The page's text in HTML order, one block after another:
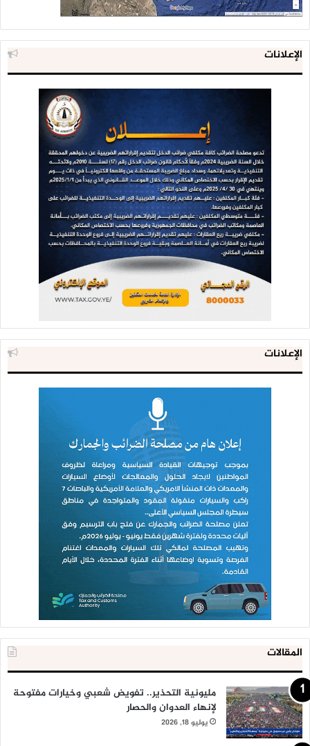
الإعلانات
الإعلانات
المقالات
مليونية التحذير.. تفويض شعبي وخيارات مفتوحة
لإنهاء العدوان والحصار
يوليو 18, 2026